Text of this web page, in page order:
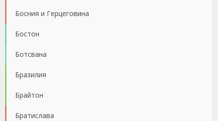
Босния и Герцеговина
Бостон
Ботсвана
Бразилия
Брайтон
Братислава